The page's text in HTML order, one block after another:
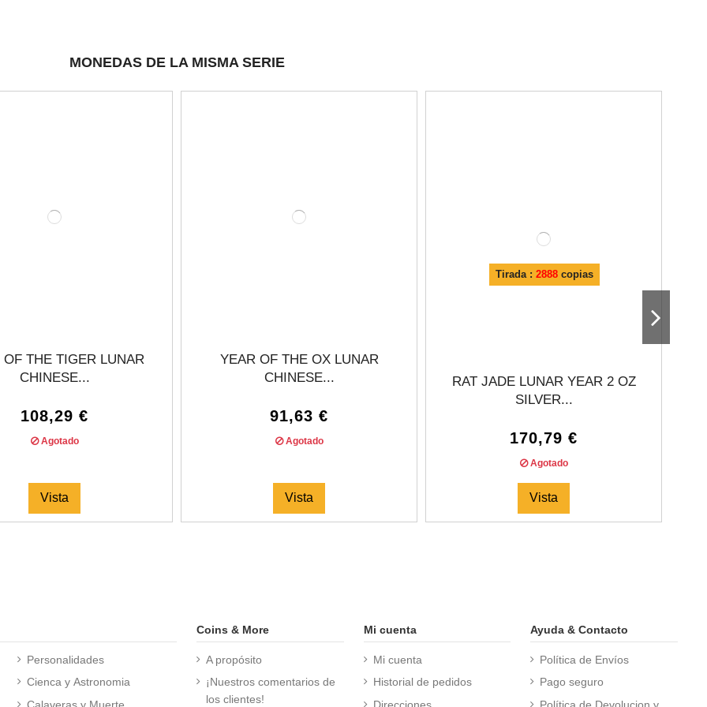
MONEDAS DE LA MISMA SERIE
OF THE TIGER LUNAR
CHINESE...
108,29 €
Agotado
Vista
YEAR OF THE OX LUNAR
CHINESE...
91,63 €
Agotado
Vista
Tirada :2888 copias
RAT JADE LUNAR YEAR 2 OZ
SILVER...
170,79 €
Agotado
Vista
Personalidades
Cienca y Astronomia
Calaveras y Muerte
Coins & More
A propósito
¡Nuestros comentarios de
los clientes!
Mi cuenta
Mi cuenta
Historial de pedidos
Direcciones
Ayuda & Contacto
Política de Envíos
Pago seguro
Política de Devolucion y